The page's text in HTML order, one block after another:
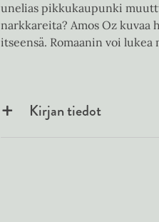
unelias pikkukaupunki
narkkareita? Amos Oz kuvaa
itseensä. Romaanin voi lukea
Kirjan tiedot